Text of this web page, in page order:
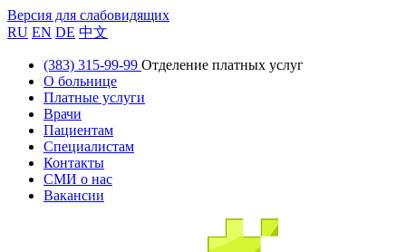
Версия для слабовидящих
RU EN DE 中文
(383) 315-99-99 Отделение платных услуг
О больнице
Платные услуги
Врачи
Пациентам
Специалистам
Контакты
СМИ о нас
Вакансии